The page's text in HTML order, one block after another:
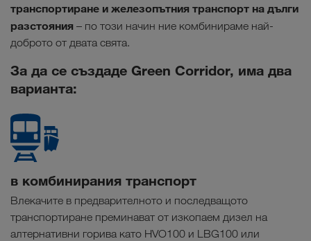
транспортиране и железопътния транспорт на дълги
разстояния – по този начин ние комбинираме най-
доброто от двата свята.
За да се създаде Green Corridor, има два
варианта:
в комбинирания транспорт
Влекачите в предварителното и последващото
транспортиране преминават от изкопаем дизел на
алтернативни горива като HVO100 и LBG100 или